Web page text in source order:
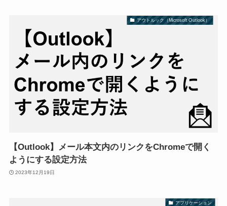
アウトルック（Microsoft Outlook）
【Outlook】メール本文内のリンクをChromeで開く
ようにする設定方法
2023年12月19日
アプリケーション